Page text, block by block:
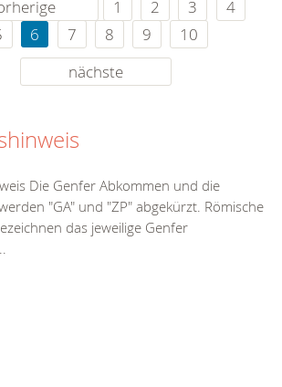
1 2 3
4
6 7 8 9
10
nächste
Die Genfer Abkommen und die
"GA" und "ZP" abgekürzt. Römische
das jeweilige Genfer